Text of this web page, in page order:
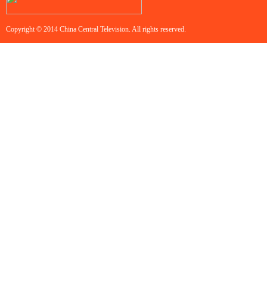
Copyright © 2014 China Central Television. All rights reserved.